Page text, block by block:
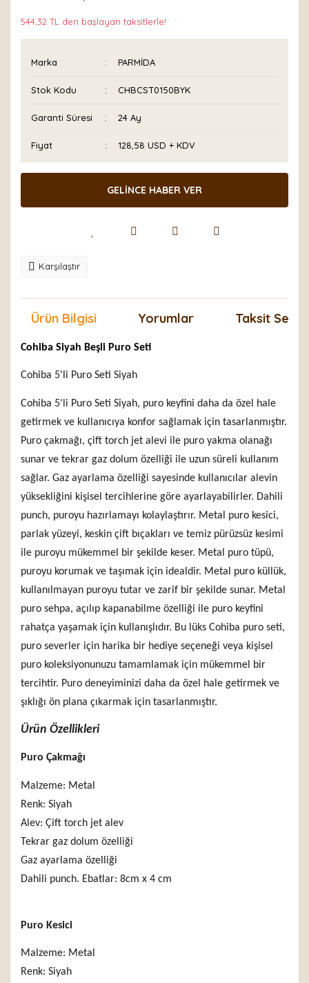
544,32 TL den başlayan taksitlerle!
Marka PARMİDA
Stok Kodu CHBCST0150BYK
Garanti Süresi 24 Ay
Fiyat 128,58 USD + KDV
GELİNCE HABER VER
Karşılaştır
Ürün Bilgisi Yorumlar Taksit
Cohiba Siyah Beşli Puro Seti
Cohiba 5'li Puro Seti Siyah
Cohiba 5'li Puro Seti Siyah, puro keyfini daha da özel hale
getirmek ve kullanıcıya konfor sağlamak için tasarlanmıştır.
Puro çakmağı, çift torch jet alevi ile puro yakma olanağı
sunar ve tekrar gaz dolum özelliği ile uzun süreli kullanım
sağlar. Gaz ayarlama özelliği sayesinde kullanıcılar alevin
yüksekliğini kişisel tercihlerine göre ayarlayabilirler. Dahili
punch, puroyu hazırlamayı kolaylaştırır. Metal puro kesici,
parlak yüzeyi, keskin çift bıçakları ve temiz pürüzsüz kesimi
ile puroyu mükemmel bir şekilde keser. Metal puro tüpü,
puroyu korumak ve taşımak için idealdir. Metal puro küllük,
kullanılmayan puroyu tutar ve zarif bir şekilde sunar. Metal
puro sehpa, açılıp kapanabilme özelliği ile puro keyfini
rahatça yaşamak için kullanışlıdır. Bu lüks Cohiba puro seti,
puro severler için harika bir hediye seçeneği veya kişisel
puro koleksiyonunuzu tamamlamak için mükemmel bir
tercihtir. Puro deneyiminizi daha da özel hale getirmek ve
şıklığı ön plana çıkarmak için tasarlanmıştır.
Ürün Özellikleri
Puro Çakmağı
Malzeme: Metal
Renk: Siyah
Alev: Çift torch jet alev
Tekrar gaz dolum özelliği
Gaz ayarlama özelliği
Dahili punch. Ebatlar: 8cm x 4 cm
Puro Kesici
Malzeme: Metal
Renk: Siyah